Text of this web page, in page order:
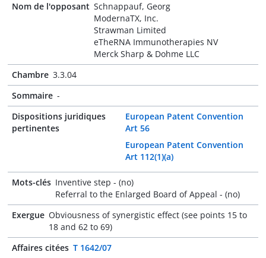
Nom de l'opposant Schnappauf, Georg
ModernaTX, Inc.
Strawman Limited
eTheRNA Immunotherapies NV
Merck Sharp & Dohme LLC
Chambre 3.3.04
Sommaire -
Dispositions juridiques
pertinentes
European Patent Convention
Art 56
European Patent Convention
Art 112(1)(a)
Mots-clés Inventive step - (no)
Referral to the Enlarged Board of Appeal - (no)
Exergue Obviousness of synergistic effect (see points 15 to
18 and 62 to 69)
Affaires citées T 1642/07